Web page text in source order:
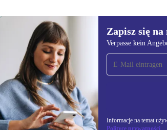
275,09 zł Zapisz się
Verpasse kein
Informacje na temat
Zapisz się na nasz
newsletter!
Nie przegap żadnej oferty.